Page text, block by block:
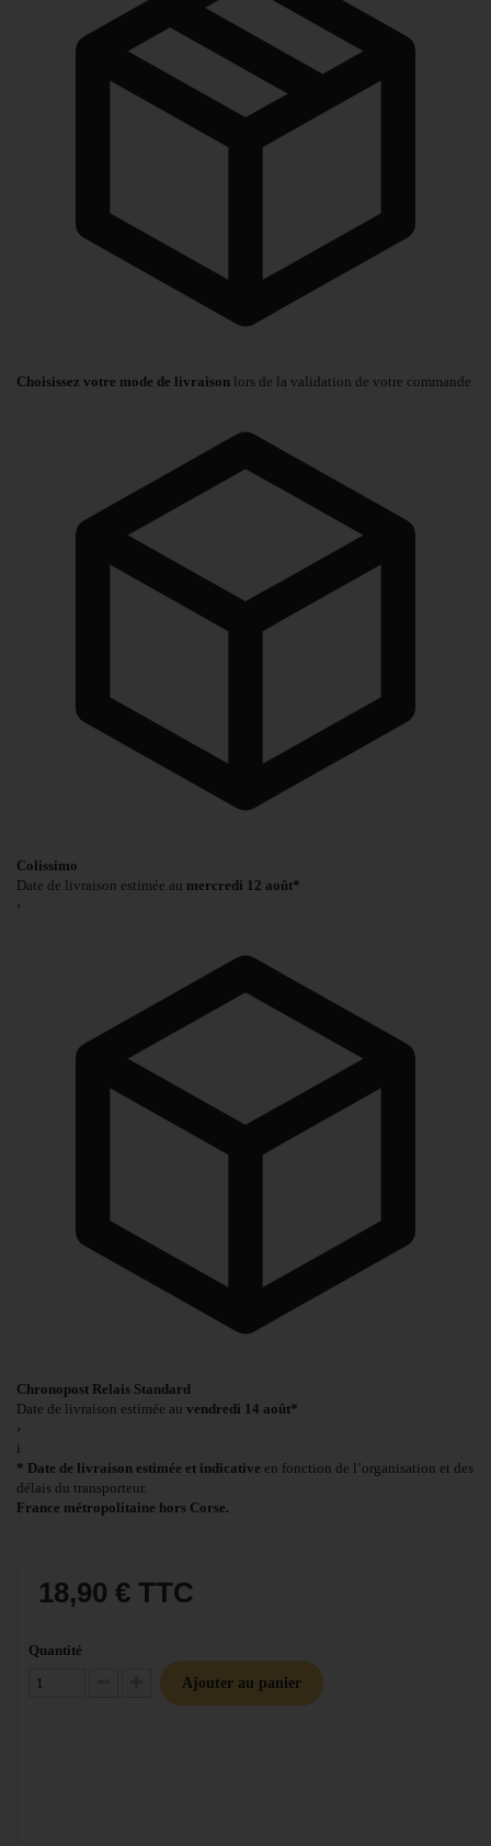
Choisissez votre mode de livraison lors de la validation de votre commande
Colissimo
Date de livraison estimée au mercredi 12 août*
›
Chronopost Relais Standard
Date de livraison estimée au vendredi 14 août*
›
i
* Date de livraison estimée et indicative en fonction de l’organisation et des
délais du transporteur.
France métropolitaine hors Corse.
18,90 € TTC
Quantité
Diminuer la quantité
Augmenter la quantité
Ajouter au panier